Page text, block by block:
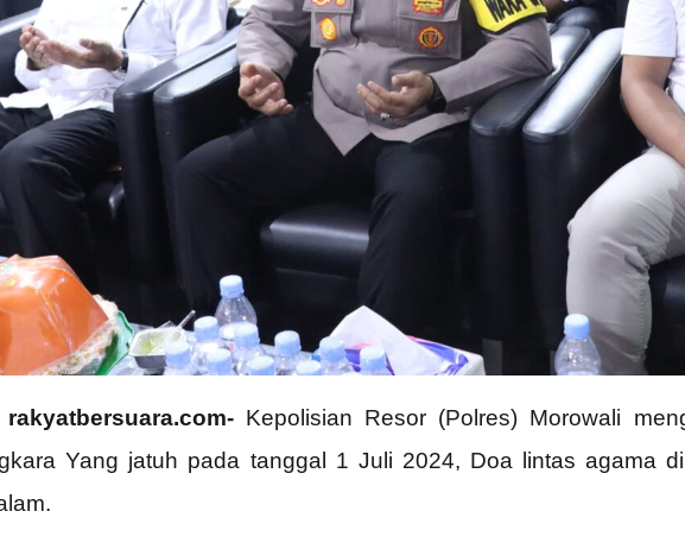
rakyatbersuara.com- Kepolisian Resor (Polres) Morowali
Yang jatuh pada tanggal 1 Juli 2024, Doa lintas agama